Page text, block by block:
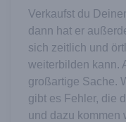
Verkaufst du
dann hat er
sich zeitlich und
weiterbilden kann.
großartige Sache.
gibt es Fehler, die
und dazu kommen